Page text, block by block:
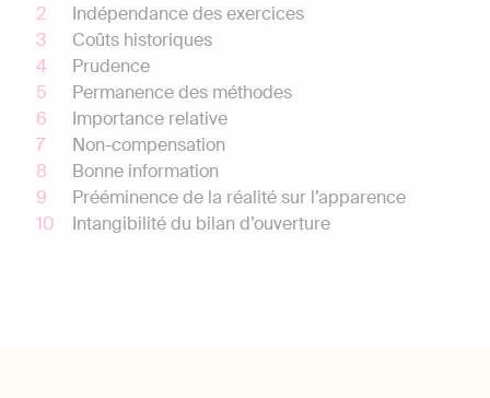
Indépendance des exercices
Coûts historiques
Prudence
Permanence des méthodes
Importance relative
Non-compensation
Bonne information
Prééminence de la réalité sur l’apparence
Intangibilité du bilan d’ouverture